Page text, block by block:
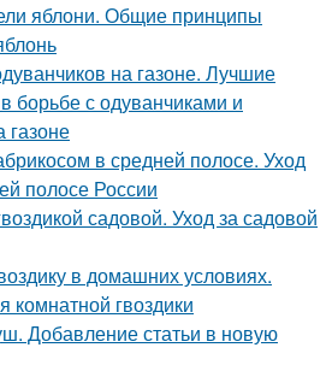
яблони. Общие принципы
на газоне. Лучшие
борьбе с одуванчиками и
газоне
в средней полосе. Уход
полосе России
садовой. Уход за садовой
в домашних условиях.
гвоздики
Добавление статьи в новую